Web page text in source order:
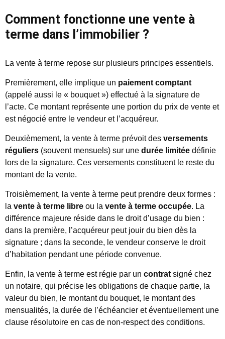
Comment fonctionne une vente à
terme dans l’immobilier ?
La vente à terme repose sur plusieurs principes essentiels.
Premièrement, elle implique un paiement comptant
(appelé aussi le « bouquet ») effectué à la signature de
l’acte. Ce montant représente une portion du prix de vente et
est négocié entre le vendeur et l’acquéreur.
Deuxièmement, la vente à terme prévoit des versements
réguliers (souvent mensuels) sur une durée limitée définie
lors de la signature. Ces versements constituent le reste du
montant de la vente.
Troisièmement, la vente à terme peut prendre deux formes :
la vente à terme libre ou la vente à terme occupée. La
différence majeure réside dans le droit d’usage du bien :
dans la première, l’acquéreur peut jouir du bien dès la
signature ; dans la seconde, le vendeur conserve le droit
d’habitation pendant une période convenue.
Enfin, la vente à terme est régie par un contrat signé chez
un notaire, qui précise les obligations de chaque partie, la
valeur du bien, le montant du bouquet, le montant des
mensualités, la durée de l’échéancier et éventuellement une
clause résolutoire en cas de non-respect des conditions.